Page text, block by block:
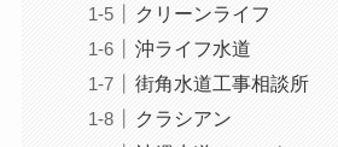
クリーンライフ
沖ライフ水道
街角水道工事相談所
クラシアン